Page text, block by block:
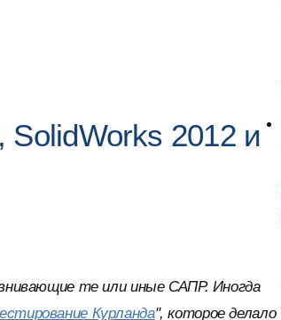
2012 и
те или иные САПР. Иногда
Курланда", которое делало